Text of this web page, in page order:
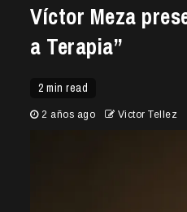
Víctor Meza
a Terapia”
2 min read
2 años ago Victor Tellez